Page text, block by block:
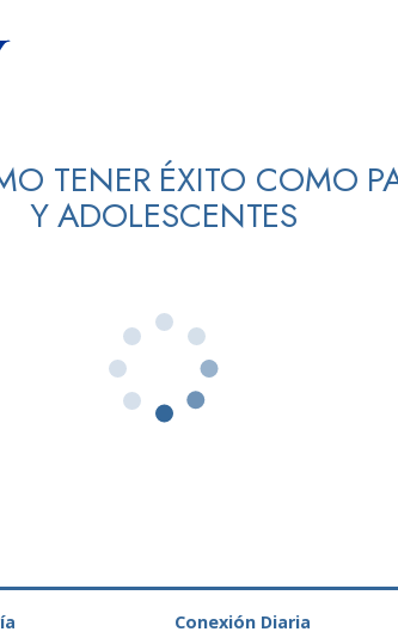
TENER ÉXITO COMO
Y ADOLESCENTES
Conexión Diaria